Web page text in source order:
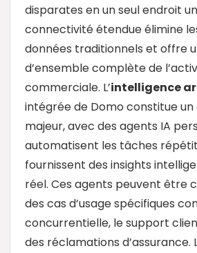
disparates en un seul endroit
connectivité étendue élimine
données traditionnels et offre
d’ensemble complète de
commerciale. L’intelligence
intégrée de Domo constitue
majeur, avec des agents IA
automatisent les tâches
fournissent des insights
réel. Ces agents peuvent être
des cas d’usage spécifiques
concurrentielle, le support
des réclamations